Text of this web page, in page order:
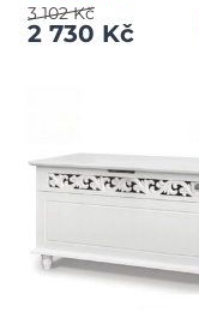
2 730 Kč
3 102 Kč